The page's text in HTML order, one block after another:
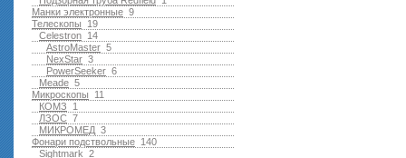
9
Манки электронные
19
Телескопы
14
Celestron
5
AstroMaster
3
NexStar
6
PowerSeeker
5
Meade
11
Микроскопы
1
КОМЗ
7
ЛЗОС
3
МИКРОМЕД
140
Фонари подствольные
2
Sightmark